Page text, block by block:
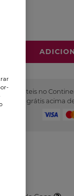
dias úteis no
Portes grátis acima